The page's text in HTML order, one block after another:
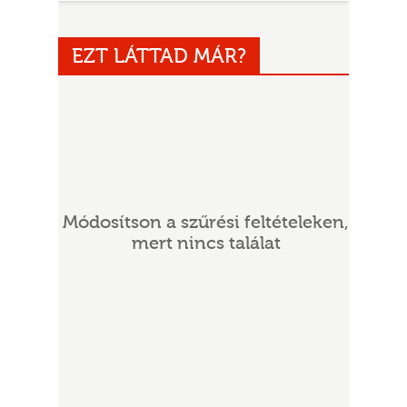
EZT LÁTTAD MÁR?
Módosítson a szűrési feltételeken,
mert nincs találat